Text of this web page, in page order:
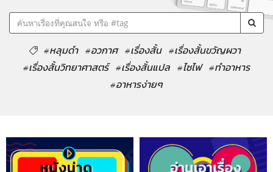
#หลุมดำ #อวกาศ #เรื่องสั้น #เรื่องสั้นขวัญผวา
#เรื่องสั้นวิทยาศาสตร์ #เรื่องสั้นแปล #ไซไฟ #ทำอาหาร
#อาหารง่ายๆ